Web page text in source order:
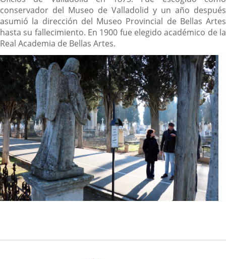
conservador del Museo de Valladolid y un año después
asumió la dirección del Museo Provincial de Bellas Artes
hasta su fallecimiento. En 1900 fue elegido académico de la
Real Academia de Bellas Artes.​